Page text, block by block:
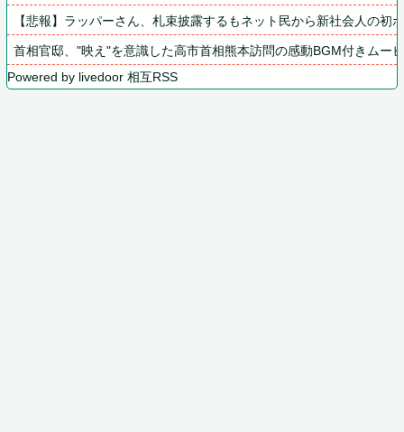
【悲報】ラッパーさん、札束披露するもネット民から新社会人の初
首相官邸、"映え"を意識した高市首相熊本訪問の感動BGM付きムー
Powered by livedoor 相互RSS